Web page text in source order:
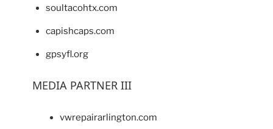
soultacohtx.com
capishcaps.com
gpsyfl.org
MEDIA PARTNER III
vwrepairarlington.com